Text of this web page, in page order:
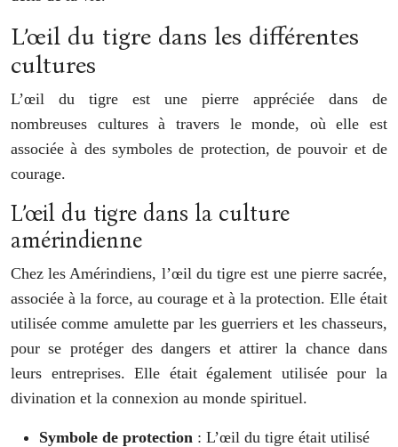
L’œil du tigre dans les différentes
cultures
L’œil du tigre est une pierre appréciée dans de
nombreuses cultures à travers le monde, où elle est
associée à des symboles de protection, de pouvoir et de
courage.
L’œil du tigre dans la culture
amérindienne
Chez les Amérindiens, l’œil du tigre est une pierre sacrée,
associée à la force, au courage et à la protection. Elle était
utilisée comme amulette par les guerriers et les chasseurs,
pour se protéger des dangers et attirer la chance dans
leurs entreprises. Elle était également utilisée pour la
divination et la connexion au monde spirituel.
Symbole de protection : L’œil du tigre était utilisé